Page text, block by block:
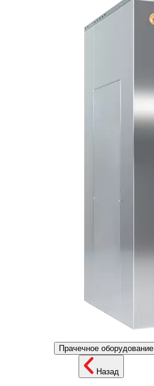
Прачечное оборудование
Назад